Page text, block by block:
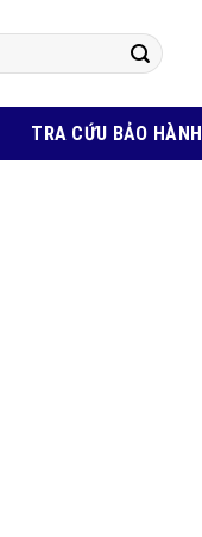
TRA CỨU BẢO HÀNH